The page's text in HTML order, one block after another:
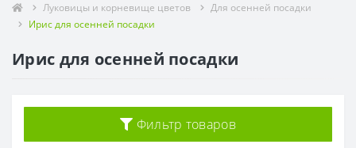
Луковицы и корневище цветов
Для осенней посадки
Ирис для осенней посадки
Ирис для осенней посадки
Фильтр товаров